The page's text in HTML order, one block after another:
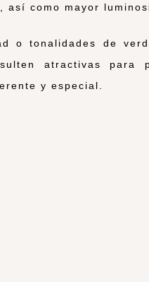
como mayor
o tonalidades de
atractivas para
y especial.